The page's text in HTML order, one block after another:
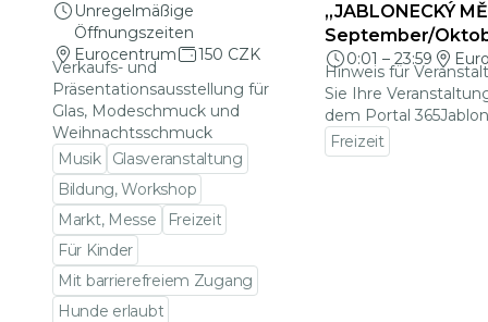
Unregelmäßige
Öffnungszeiten
Eurocentrum
150 CZK
Verkaufs- und
Präsentationsausstellung für
Glas, Modeschmuck und
Weihnachtsschmuck
Musik
Glasveranstaltung
Bildung, Workshop
Markt, Messe
Freizeit
Für Kinder
Mit barrierefreiem Zugang
Hunde erlaubt
„JABLONECKÝ
September/
0:01 – 23:59
Hinweis für
Sie Ihre
dem Portal
Freizeit